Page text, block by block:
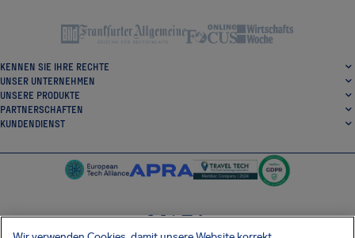
KENNEN SIE IHRE RECHTE
UNSER UNTERNEHMEN
UNSERE PRODUKTE
PARTNERSCHAFTEN
KUNDENDIENST